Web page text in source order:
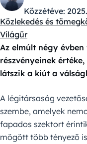
Közzétéve:
Kategóriák:
Közlekedés és
Világűr
Az elmúlt négy
részvényeinek
látszik a kiút a
A légitársaság
szembe, amelyek
fapados szektort
mögött több tényező